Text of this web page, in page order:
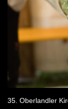
35. Oberlandler